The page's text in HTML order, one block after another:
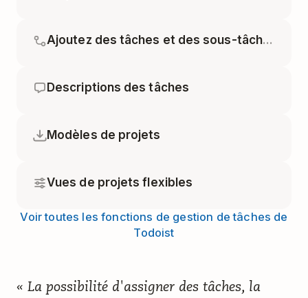
Ajoutez des tâches et des sous-tâches
Descriptions des tâches
Modèles de projets
Vues de projets flexibles
Voir toutes les fonctions de gestion de tâches de
Todoist
« La possibilité d'assigner des tâches, la